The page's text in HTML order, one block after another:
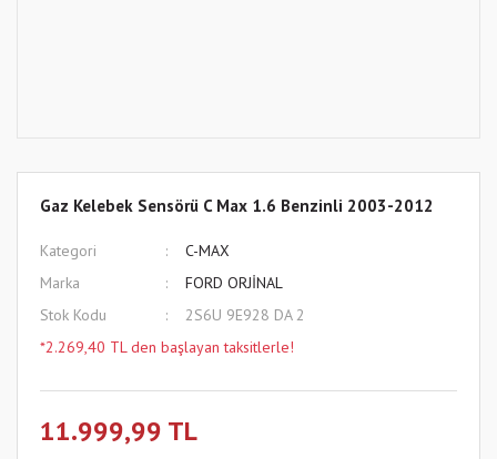
Gaz Kelebek Sensörü C Max 1.6 Benzinli 2003-2012
Kategori
C-MAX
Marka
FORD ORJİNAL
Stok Kodu
2S6U 9E928 DA 2
*2.269,40 TL den başlayan taksitlerle!
11.999,99 TL